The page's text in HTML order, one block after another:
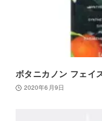
ボタニカノン フェイ
2020年6月9日